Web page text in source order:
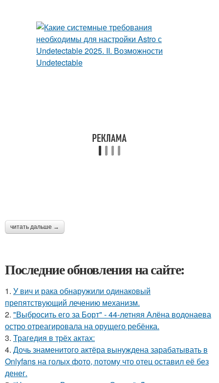
читать дальше →
Последние обновления на сайте:
1. У вич и рака обнаружили одинаковый
препятствующий лечению механизм.
2. "Выбросить его за Борт" - 44-летняя Алёна водонаева
остро отреагировала на орущего ребёнка.
3. Трагедия в трёх актах:
4. Дочь знаменитого актёра вынуждена зарабатывать в
Onlyfans на голых фото, потому что отец оставил её без
денег.